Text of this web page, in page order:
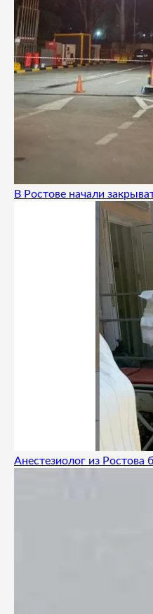
В Ростове начали
Анестезиолог из Ростова